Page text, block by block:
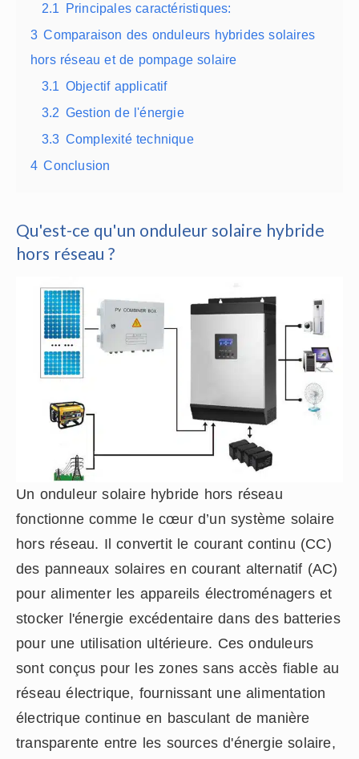
2.1 Principales caractéristiques:
3 Comparaison des onduleurs hybrides solaires
hors réseau et de pompage solaire
3.1 Objectif applicatif
3.2 Gestion de l'énergie
3.3 Complexité technique
4 Conclusion
Qu'est-ce qu'un onduleur solaire hybride
hors réseau ?
Un onduleur solaire hybride hors réseau
fonctionne comme le cœur d’un système solaire
hors réseau. Il convertit le courant continu (CC)
des panneaux solaires en courant alternatif (AC)
pour alimenter les appareils électroménagers et
stocker l'énergie excédentaire dans des batteries
pour une utilisation ultérieure. Ces onduleurs
sont conçus pour les zones sans accès fiable au
réseau électrique, fournissant une alimentation
électrique continue en basculant de manière
transparente entre les sources d'énergie solaire,